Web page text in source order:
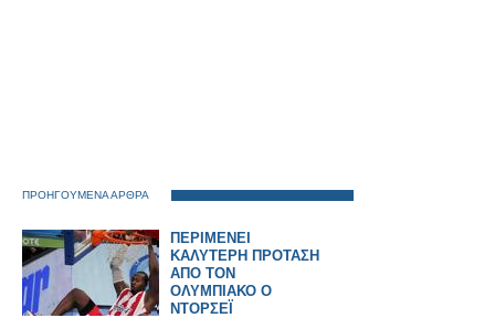
ΠΡΟΗΓΟΥΜΕΝΑ ΑΡΘΡΑ
ΠΕΡΙΜΕΝΕΙ
ΚΑΛΥΤΕΡΗ ΠΡΟΤΑΣΗ
ΑΠΟ ΤΟΝ
ΟΛΥΜΠΙΑΚΟ Ο
ΝΤΟΡΣΕΪ